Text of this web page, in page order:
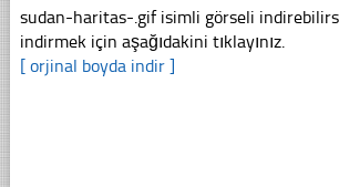
sudan-haritas-.gif isimli görseli
indirmek için aşağıdakini tıklayınız.
[ orjinal boyda indir ]